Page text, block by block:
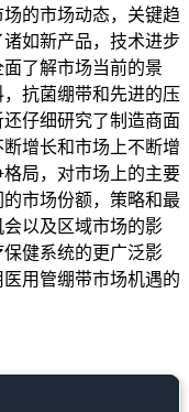
的市场动态，关键趋
如新产品，技术进步
了解市场当前的景
抗菌绷带和先进的压
仔细研究了制造商面
增长和市场上不断增
局，对市场上的主要
市场份额，策略和最
以及区域市场的影
健系统的更广泛影
用管绷带市场机遇的